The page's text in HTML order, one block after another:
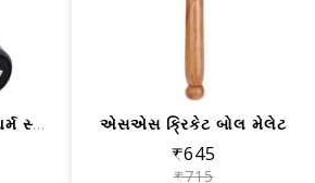
વેક્ટર X CSA-002B આર્મ સ્લીવ્ઝ, બ્લેક એસએસ ક્રિકેટ બોલ મેલેટ
₹645
₹715